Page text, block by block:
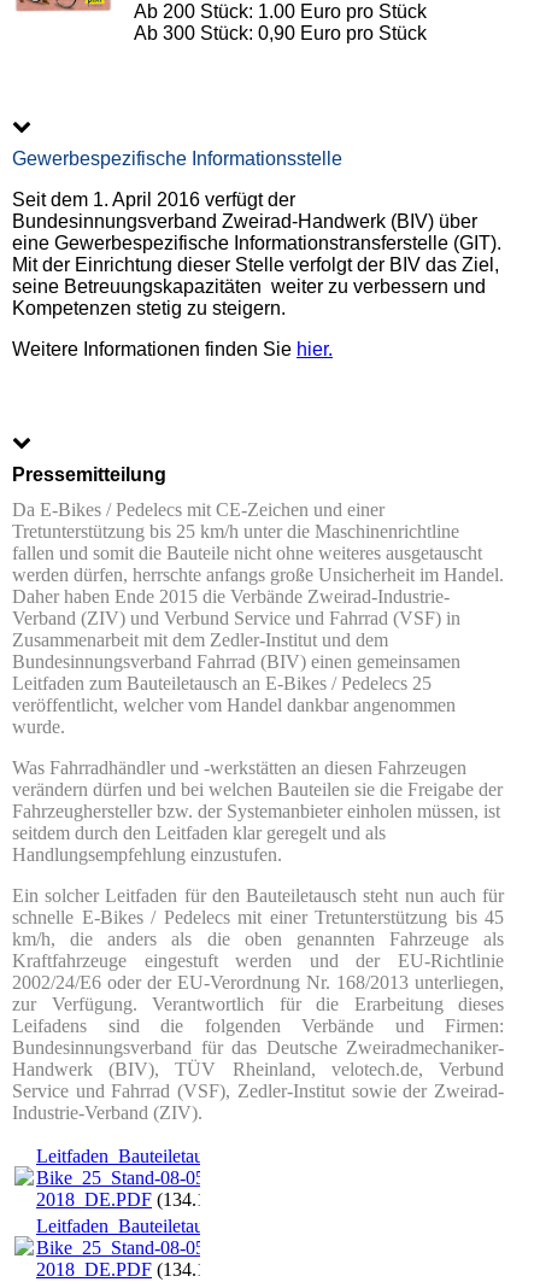
Ab 200 Stück: 1.00 Euro pro Stück
Ab 300 Stück: 0,90 Euro pro Stück
Gewerbespezifische Informationsstelle
Seit dem 1. April 2016 verfügt der
Bundesinnungsverband Zweirad-Handwerk (BIV) über
eine Gewerbespezifische Informationstransferstelle (GIT).
Mit der Einrichtung dieser Stelle verfolgt der BIV das Ziel,
seine Betreuungskapazitäten weiter zu verbessern und
Kompetenzen stetig zu steigern.
Weitere Informationen finden Sie hier.
Pressemitteilung
Da E-Bikes / Pedelecs mit CE-Zeichen und einer
Tretunterstützung bis 25 km/h unter die Maschinenrichtline
fallen und somit die Bauteile nicht ohne weiteres ausgetauscht
werden dürfen, herrschte anfangs große Unsicherheit im Handel.
Daher haben Ende 2015 die Verbände Zweirad-Industrie-
Verband (ZIV) und Verbund Service und Fahrrad (VSF) in
Zusammenarbeit mit dem Zedler-Institut und dem
Bundesinnungsverband Fahrrad (BIV) einen gemeinsamen
Leitfaden zum Bauteiletausch an E-Bikes / Pedelecs 25
veröffentlicht, welcher vom Handel dankbar angenommen
wurde.
Was Fahrradhändler und -werkstätten an diesen Fahrzeugen
verändern dürfen und bei welchen Bauteilen sie die Freigabe der
Fahrzeughersteller bzw. der Systemanbieter einholen müssen, ist
seitdem durch den Leitfaden klar geregelt und als
Handlungsempfehlung einzustufen.
Ein solcher Leitfaden für den Bauteiletausch steht nun auch für
schnelle E-Bikes / Pedelecs mit einer Tretunterstützung bis 45
km/h, die anders als die oben genannten Fahrzeuge als
Kraftfahrzeuge eingestuft werden und der EU-Richtlinie
2002/24/E6 oder der EU-Verordnung Nr. 168/2013 unterliegen,
zur Verfügung. Verantwortlich für die Erarbeitung dieses
Leifadens sind die folgenden Verbände und Firmen:
Bundesinnungsverband für das Deutsche Zweiradmechaniker-
Handwerk (BIV), TÜV Rheinland, velotech.de, Verbund
Service und Fahrrad (VSF), Zedler-Institut sowie der Zweirad-
Industrie-Verband (ZIV).
Leitfaden_Bauteiletausch_E-
Bike_25_Stand-08-05-
2018_DE.PDF (134.15KB)
Leitfaden_Bauteiletausch_E-
Bike_25_Stand-08-05-
2018_DE.PDF (134.15KB)